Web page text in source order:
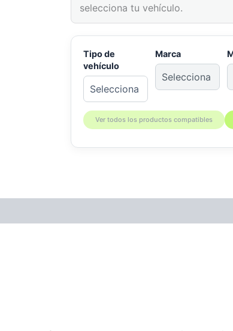
selecciona tu vehículo.
Tipo de
vehículo
Marca
Ver todos los productos compatibles